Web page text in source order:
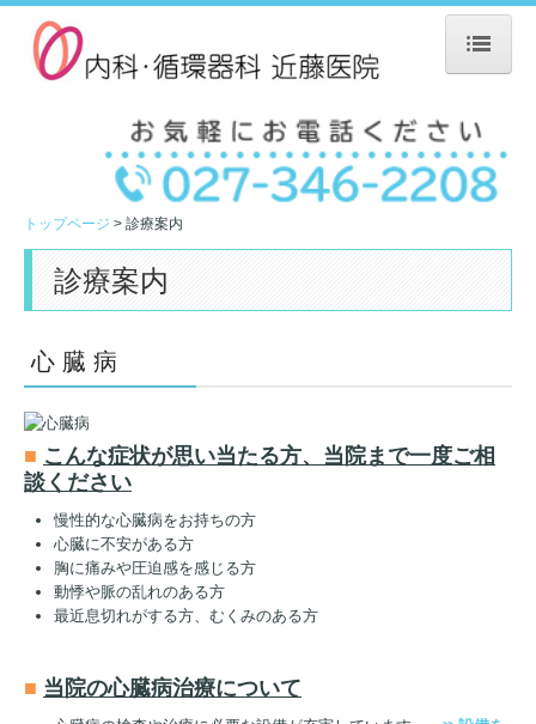
当院のご案内
アクセスマップ
診療案内
設備紹介
医師のご紹介
プライバシーポリシー
トップページ 診療案内
診療案内
心 臓 病
■ こんな症状が思い当たる方、当院まで一度ご相
談ください
慢性的な心臓病をお持ちの方
心臓に不安がある方
胸に痛みや圧迫感を感じる方
動悸や脈の乱れのある方
最近息切れがする方、むくみのある方
■ 当院の心臓病治療について